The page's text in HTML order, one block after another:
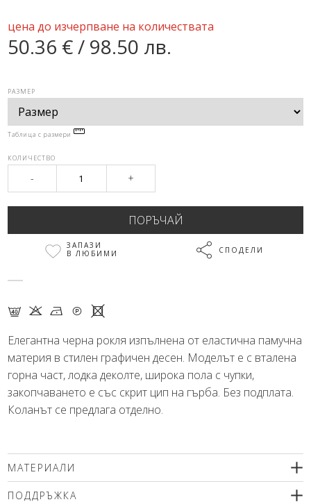
цена до изчерпване на количествата
50.36 € / 98.50 лв.
РАЗМЕР
Таблица с размери
КОЛИЧЕСТВО
- +
ЗАПАЗИ
В ЛЮБИМИ
СПОДЕЛИ
F K N Q X
Елегантна черна рокля изпълнена от еластична памучна
материя в стилен графичен десен. Моделът е с вталена
горна част, лодка деколте, широка пола с чупки,
закопчаването е със скрит цип на гърба. Без подплата.
Коланът се предлага отделно.
МАТЕРИАЛИ
ПОДДРЪЖКА